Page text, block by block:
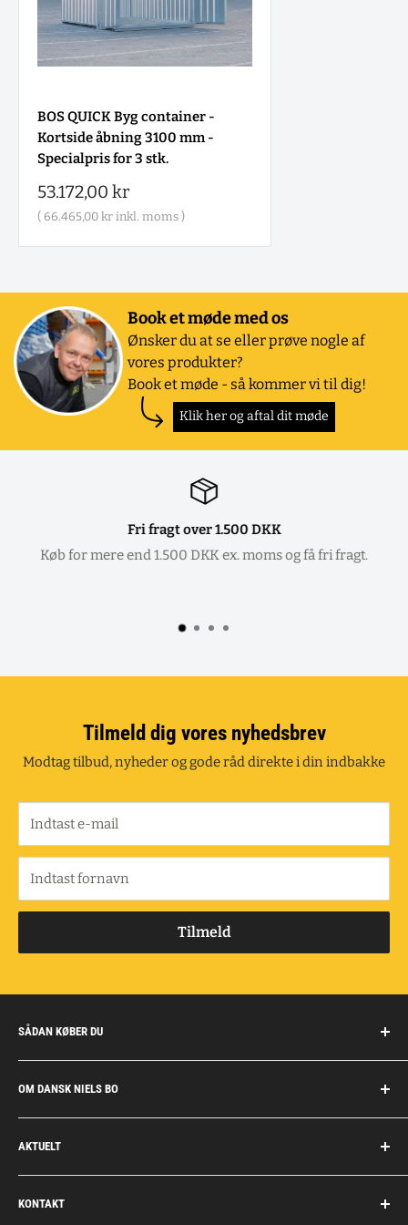
BOS QUICK Byg container -
Kortside åbning 3100 mm -
Specialpris for 3 stk.
Salgspris
53.172,00 kr
( 66.465,00 kr inkl. moms )
Book et møde med os
Ønsker du at se eller prøve nogle af
vores produkter?
Book et møde - så kommer vi til dig!
Klik her og aftal dit møde
Fri fragt over 1.500 DKK
Køb for mere end 1.500 DKK ex. moms og få fri fragt.
Tilmeld dig vores nyhedsbrev
Modtag tilbud, nyheder og gode råd direkte i din indbakke
Indtast e-mail
Indtast fornavn
Tilmeld
SÅDAN KØBER DU
Handelsbetingelser
Fragt og retur
Privatkunder/erhverv
Fakturaaftale
OM DANSK NIELS BO
Om Dansk Niels Bo
Privatlivspolitik
Job
Personale
AKTUELT
Personlig rådgivning
Dokumentation
KONTAKT